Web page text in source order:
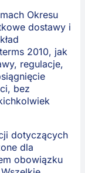
Okresu
dostawy i
2010, jak
regulacje,
bez
dotyczących
dla
obowiązku